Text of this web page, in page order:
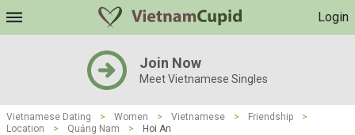
Login
Join Now
Meet Vietnamese Singles
Vietnamese Dating > Women > Vietnamese > Friendship
>
Location
> Quảng Nam > Hoi An